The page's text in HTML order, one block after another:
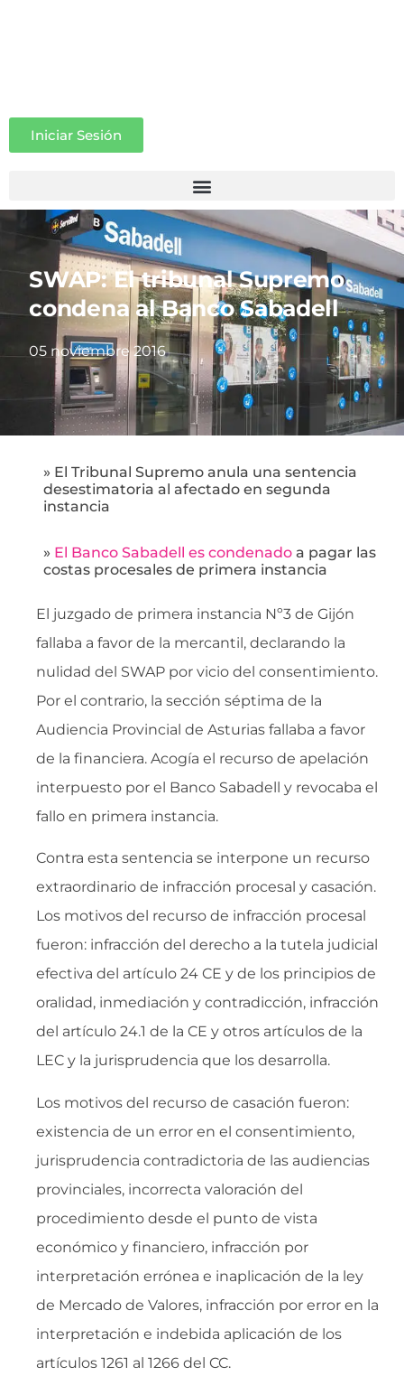
Iniciar Sesión
SWAP: El tribunal Supremo
condena al Banco Sabadell
05 noviembre 2016
» El Tribunal Supremo anula una sentencia
desestimatoria al afectado en segunda
instancia
» El Banco Sabadell es condenado a pagar las
costas procesales de primera instancia
El juzgado de primera instancia Nº3 de Gijón
fallaba a favor de la mercantil, declarando la
nulidad del SWAP por vicio del consentimiento.
Por el contrario, la sección séptima de la
Audiencia Provincial de Asturias fallaba a favor
de la financiera. Acogía el recurso de apelación
interpuesto por el Banco Sabadell y revocaba el
fallo en primera instancia.
Contra esta sentencia se interpone un recurso
extraordinario de infracción procesal y casación.
Los motivos del recurso de infracción procesal
fueron: infracción del derecho a la tutela judicial
efectiva del artículo 24 CE y de los principios de
oralidad, inmediación y contradicción, infracción
del artículo 24.1 de la CE y otros artículos de la
LEC y la jurisprudencia que los desarrolla.
Los motivos del recurso de casación fueron:
existencia de un error en el consentimiento,
jurisprudencia contradictoria de las audiencias
provinciales, incorrecta valoración del
procedimiento desde el punto de vista
económico y financiero, infracción por
interpretación errónea e inaplicación de la ley
de Mercado de Valores, infracción por error en la
interpretación e indebida aplicación de los
artículos 1261 al 1266 del CC.